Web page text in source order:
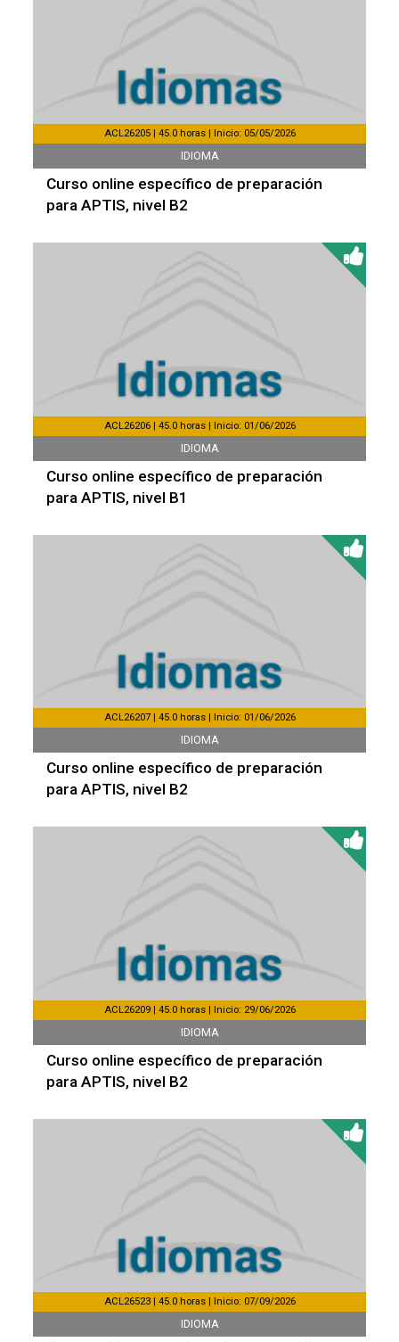
ACL26205 | 45.0 horas | Inicio: 05/05/2026
IDIOMA
Curso online específico de preparación
para APTIS, nivel B2
ACL26206 | 45.0 horas | Inicio: 01/06/2026
IDIOMA
Curso online específico de preparación
para APTIS, nivel B1
ACL26207 | 45.0 horas | Inicio: 01/06/2026
IDIOMA
Curso online específico de preparación
para APTIS, nivel B2
ACL26209 | 45.0 horas | Inicio: 29/06/2026
IDIOMA
Curso online específico de preparación
para APTIS, nivel B2
ACL26523 | 45.0 horas | Inicio: 07/09/2026
IDIOMA